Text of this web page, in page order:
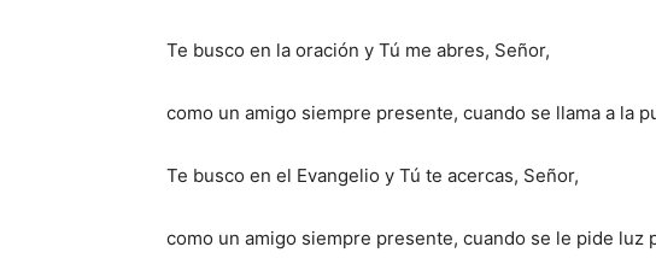
Te busco en la oración y Tú me abres, Señor,
como un amigo siempre presente, cuando se llama a la
Te busco en el Evangelio y Tú te acercas, Señor,
como un amigo siempre presente, cuando se le pide luz